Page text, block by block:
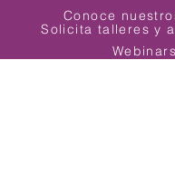
Conoce
Solicita talleres y
Webinars